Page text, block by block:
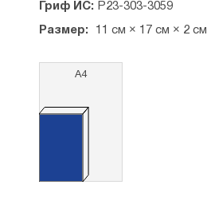
Гриф ИС: Р23-303-3059
Размер: 11 см × 17 см × 2 см
А4